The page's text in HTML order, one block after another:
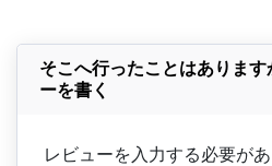
そこへ行ったことはありま
ーを書く
レビューを入力する必要が